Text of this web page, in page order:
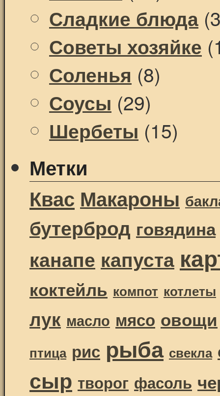
Сладкие блюда
Советы хозяйке
Соленья (8)
Соусы (29)
Шербеты (15)
Метки
Квас Макароны
бутерброд говядина
канапе капуста
коктейль компот котлеты
лук масло мясо овощи
птица рис рыба свекла
сыр творог фасоль